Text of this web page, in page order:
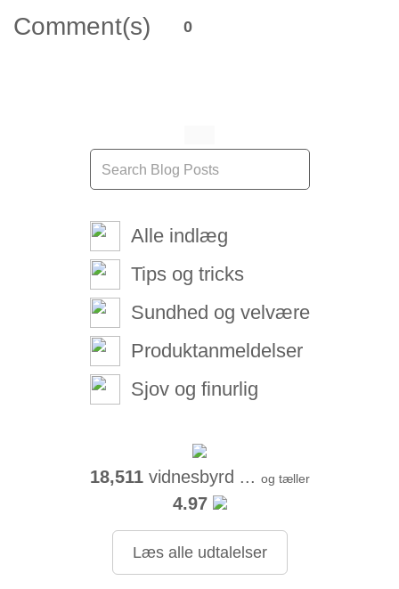
Comment(s) 0
Alle indlæg
Tips og tricks
Sundhed og velvære
Produktanmeldelser
Sjov og finurlig
18,511vidnesbyrd ... og tæller
4.97
Læs alle udtalelser